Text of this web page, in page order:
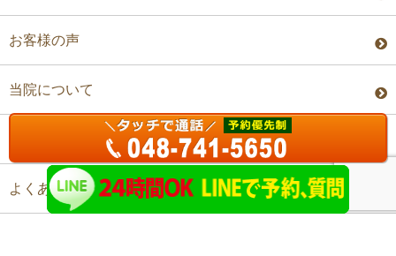
お客様の声
当院について
よくあるご質問